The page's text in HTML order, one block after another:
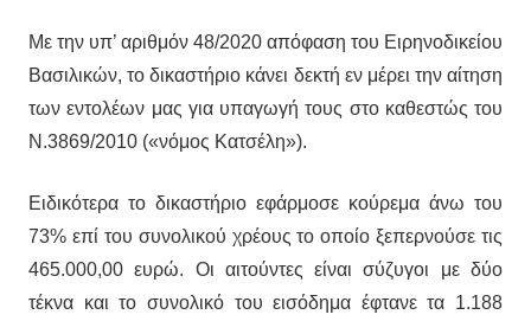
Με την υπ’ αριθμόν 48/2020 απόφαση του Ειρηνοδικείου
Βασιλικών, το δικαστήριο κάνει δεκτή εν μέρει την αίτηση
των εντολέων μας για υπαγωγή τους στο καθεστώς του
Ν.3869/2010 («νόμος Κατσέλη»).
Ειδικότερα το δικαστήριο εφάρμοσε κούρεμα άνω του
73% επί του συνολικού χρέους το οποίο ξεπερνούσε τις
465.000,00 ευρώ. Οι αιτούντες είναι σύζυγοι με δύο
τέκνα και το συνολικό του εισόδημα έφτανε τα 1.188